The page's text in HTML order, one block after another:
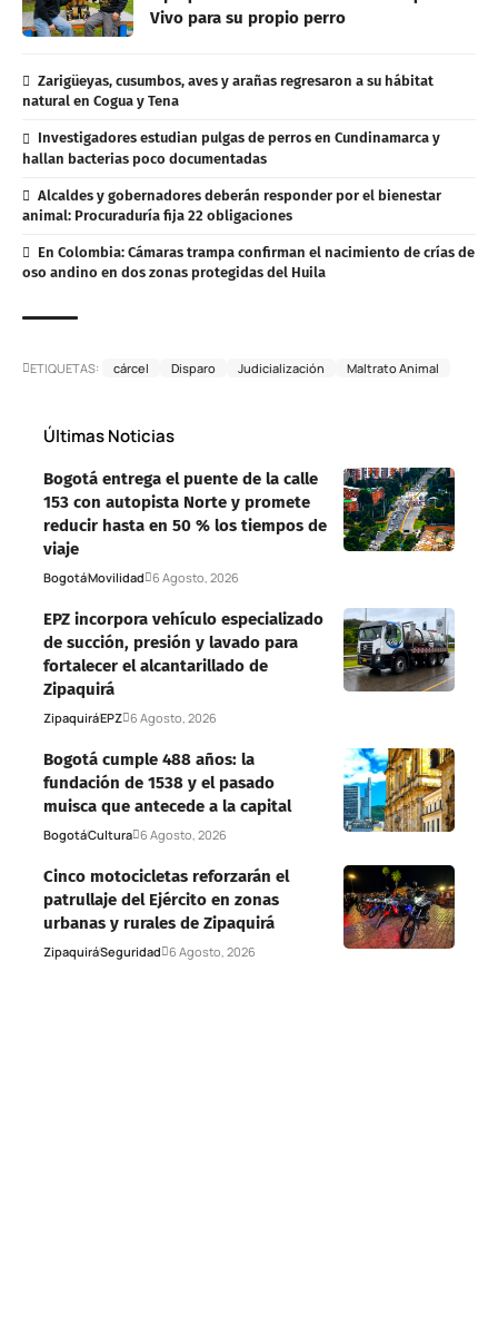
Vivo para su propio perro
Zarigüeyas, cusumbos, aves y arañas regresaron a su hábitat
natural en Cogua y Tena
Investigadores estudian pulgas de perros en Cundinamarca y
hallan bacterias poco documentadas
Alcaldes y gobernadores deberán responder por el bienestar
animal: Procuraduría fija 22 obligaciones
En Colombia: Cámaras trampa confirman el nacimiento de crías de
oso andino en dos zonas protegidas del Huila
ETIQUETAS: cárcel Disparo Judicialización Maltrato Animal
Últimas Noticias
Bogotá entrega el puente de la calle
153 con autopista Norte y promete
reducir hasta en 50 % los tiempos de
viaje
BogotáMovilidad 6 Agosto, 2026
EPZ incorpora vehículo especializado
de succión, presión y lavado para
fortalecer el alcantarillado de
Zipaquirá
ZipaquiráEPZ 6 Agosto, 2026
Bogotá cumple 488 años: la
fundación de 1538 y el pasado
muisca que antecede a la capital
BogotáCultura 6 Agosto, 2026
Cinco motocicletas reforzarán el
patrullaje del Ejército en zonas
urbanas y rurales de Zipaquirá
ZipaquiráSeguridad 6 Agosto, 2026